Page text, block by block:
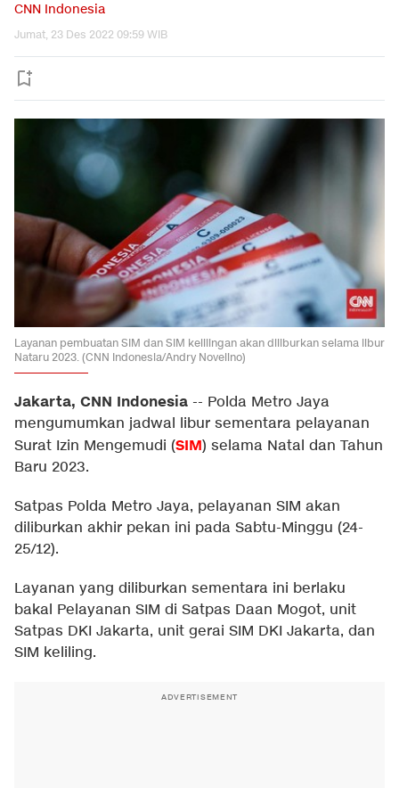
CNN Indonesia
Jumat, 23 Des 2022 09:59 WIB
Layanan pembuatan SIM dan SIM kelilingan akan diliburkan selama libur
Nataru 2023. (CNN Indonesia/Andry Novelino)
Jakarta, CNN Indonesia -- Polda Metro Jaya
mengumumkan jadwal libur sementara pelayanan
Surat Izin Mengemudi (SIM) selama Natal dan Tahun
Baru 2023.
Satpas Polda Metro Jaya, pelayanan SIM akan
diliburkan akhir pekan ini pada Sabtu-Minggu (24-
25/12).
Layanan yang diliburkan sementara ini berlaku
bakal Pelayanan SIM di Satpas Daan Mogot, unit
Satpas DKI Jakarta, unit gerai SIM DKI Jakarta, dan
SIM keliling.
ADVERTISEMENT